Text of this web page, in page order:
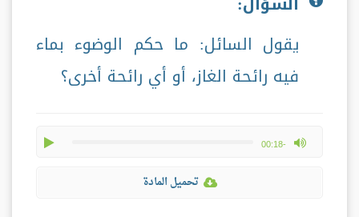
يقول السائل: ما حكم الوضوء بماء
فيه رائحة الغاز، أو أي رائحة أخرى؟
-00:18
max volume
تحميل المادة